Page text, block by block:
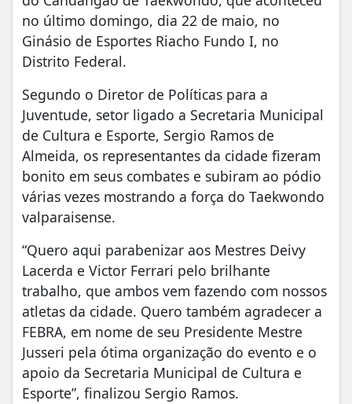
no último domingo, dia 22 de maio, no
Ginásio de Esportes Riacho Fundo I, no
Distrito Federal.
Segundo o Diretor de Políticas para a
Juventude, setor ligado a Secretaria Municipal
de Cultura e Esporte, Sergio Ramos de
Almeida, os representantes da cidade fizeram
bonito em seus combates e subiram ao pódio
várias vezes mostrando a força do Taekwondo
valparaisense.
“Quero aqui parabenizar aos Mestres Deivy
Lacerda e Victor Ferrari pelo brilhante
trabalho, que ambos vem fazendo com nossos
atletas da cidade. Quero também agradecer a
FEBRA, em nome de seu Presidente Mestre
Jusseri pela ótima organização do evento e o
apoio da Secretaria Municipal de Cultura e
Esporte”, finalizou Sergio Ramos.